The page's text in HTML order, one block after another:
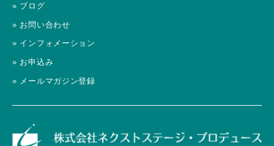
» ブログ
» お問い合わせ
» インフォメーション
» お申込み
» メールマガジン登録